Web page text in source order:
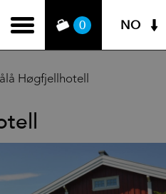
0 NO
Høgfjellhotell